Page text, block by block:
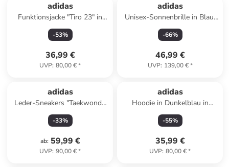
adidas
Funktionsjacke "Tiro 23" in
Schwarz
-53%
36,99 €
UVP: 80,00 €*
adidas
Unisex-Sonnenbrille in Blau/
Grün
-66%
46,99 €
UVP: 139,00 €*
adidas
Leder-Sneakers "Taekwondo
Lace" in Beige
-33%
ab: 59,99 €
UVP: 90,00 €*
adidas
Hoodie in Dunkelblau in
Dunkelblau
-55%
35,99 €
UVP: 80,00 €*